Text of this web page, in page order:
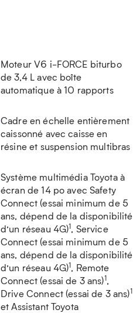
Moteur V6 i-FORCE biturbo
de 3,4 L avec boîte
automatique à 10 rapports
Cadre en échelle entièrement
caissonné avec caisse en
résine et suspension multibras
Système multimédia Toyota à
écran de 14 po avec Safety
Connect (essai minimum de 5
ans, dépend de la disponibilité
d’un réseau 4G)1, Service
Connect (essai minimum de 5
ans, dépend de la disponibilité
d’un réseau 4G)1, Remote
Connect (essai de 3 ans)1,
Drive Connect (essai de 3 ans)1
et Assistant Toyota